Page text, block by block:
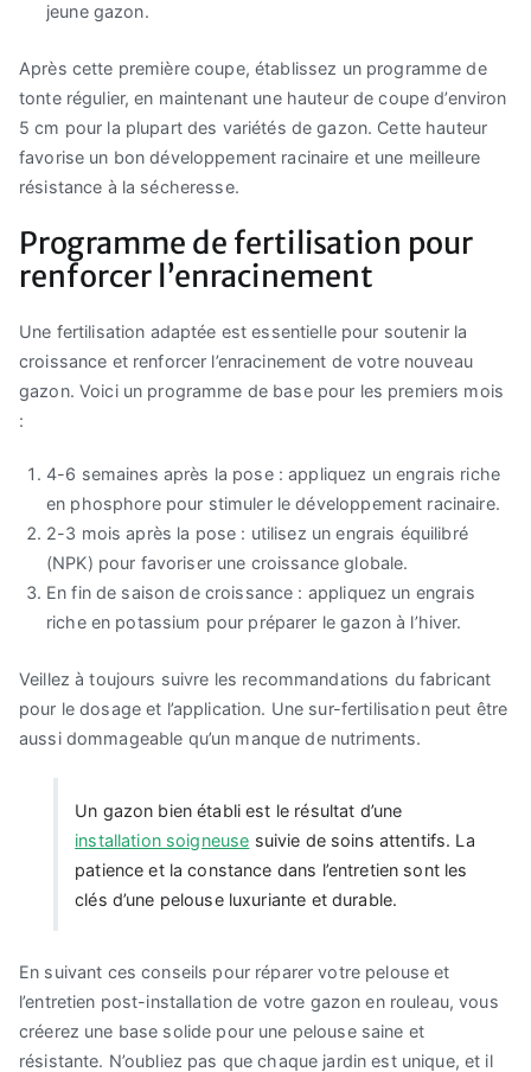
jeune gazon.
Après cette première coupe, établissez un programme de
tonte régulier, en maintenant une hauteur de coupe d’environ
5 cm pour la plupart des variétés de gazon. Cette hauteur
favorise un bon développement racinaire et une meilleure
résistance à la sécheresse.
Programme de fertilisation pour
renforcer l’enracinement
Une fertilisation adaptée est essentielle pour soutenir la
croissance et renforcer l’enracinement de votre nouveau
gazon. Voici un programme de base pour les premiers mois
:
4-6 semaines après la pose : appliquez un engrais riche
en phosphore pour stimuler le développement racinaire.
2-3 mois après la pose : utilisez un engrais équilibré
(NPK) pour favoriser une croissance globale.
En fin de saison de croissance : appliquez un engrais
riche en potassium pour préparer le gazon à l’hiver.
Veillez à toujours suivre les recommandations du fabricant
pour le dosage et l’application. Une sur-fertilisation peut être
aussi dommageable qu’un manque de nutriments.
Un gazon bien établi est le résultat d’une
installation soigneuse suivie de soins attentifs. La
patience et la constance dans l’entretien sont les
clés d’une pelouse luxuriante et durable.
En suivant ces conseils pour réparer votre pelouse et
l’entretien post-installation de votre gazon en rouleau, vous
créerez une base solide pour une pelouse saine et
résistante. N’oubliez pas que chaque jardin est unique, et il